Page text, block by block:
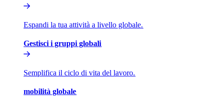
Espandi la tua attività a livello globale.​​
Gestisci i gruppi globali​​
Semplifica il ciclo di vita del lavoro.​​
mobilità globale​​